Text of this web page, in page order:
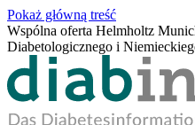
Pokaż główną treść
Wspólna oferta Helmholtz
Diabetologicznego i